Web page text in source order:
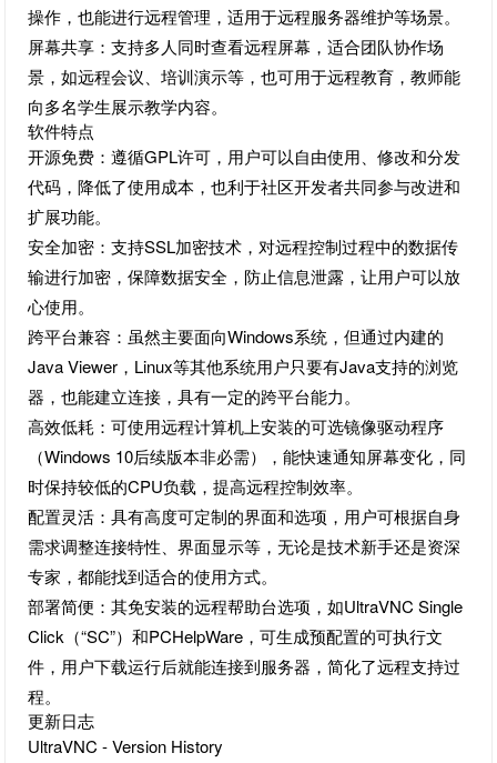
操作，也能进行远程管理，适用于远程服务器维护等场景。
屏幕共享：支持多人同时查看远程屏幕，适合团队协作场
景，如远程会议、培训演示等，也可用于远程教育，教师能
向多名学生展示教学内容。
软件特点
开源免费：遵循GPL许可，用户可以自由使用、修改和分发
代码，降低了使用成本，也利于社区开发者共同参与改进和
扩展功能。
安全加密：支持SSL加密技术，对远程控制过程中的数据传
输进行加密，保障数据安全，防止信息泄露，让用户可以放
心使用。
跨平台兼容：虽然主要面向Windows系统，但通过内建的
Java Viewer，Linux等其他系统用户只要有Java支持的浏览
器，也能建立连接，具有一定的跨平台能力。
高效低耗：可使用远程计算机上安装的可选镜像驱动程序
（Windows 10后续版本非必需），能快速通知屏幕变化，同
时保持较低的CPU负载，提高远程控制效率。
配置灵活：具有高度可定制的界面和选项，用户可根据自身
需求调整连接特性、界面显示等，无论是技术新手还是资深
专家，都能找到适合的使用方式。
部署简便：其免安装的远程帮助台选项，如UltraVNC Single
Click（“SC”）和PCHelpWare，可生成预配置的可执行文
件，用户下载运行后就能连接到服务器，简化了远程支持过
程。
更新日志
UltraVNC - Version History